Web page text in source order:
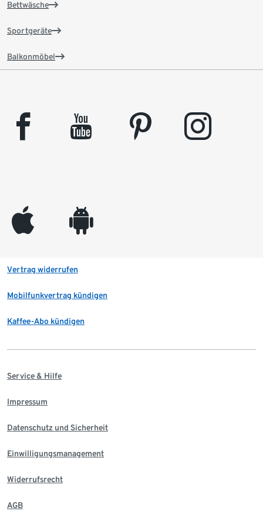
Bettwäsche
Sportgeräte
Balkonmöbel
facebook youtube pinterest instagram
appleinc android
Vertrag widerrufen
Mobilfunkvertrag kündigen
Kaffee-Abo kündigen
Service & Hilfe
Impressum
Datenschutz und Sicherheit
Einwilligungsmanagement
Widerrufsrecht
AGB